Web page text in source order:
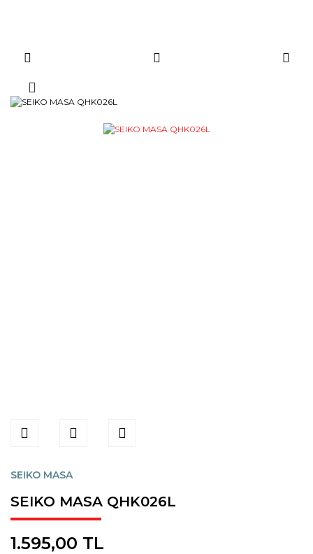
SEIKO MASA
SEIKO MASA QHK026L
1.595,00 TL